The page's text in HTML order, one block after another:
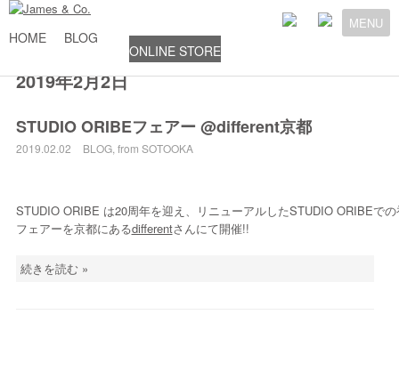
MENU
HOME BLOG
ONLINE STORE
2019年2月2日
STUDIO ORIBEフェアー @different京都
2019.02.02 BLOG, from SOTOOKA
STUDIO ORIBE は20周年を迎え、リニューアルしたSTUDIO ORIBEで
フェアーを京都にあるdifferentさんにて開催!!
続きを読む »